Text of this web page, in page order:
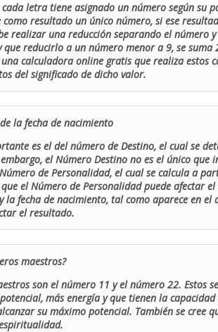
letra tiene asignado un número según su
resultado un único número, si ese
realizar una reducción separando el número
que reducirlo a un número menor a 9, se
calculadora online gratis que realiza estos
del significado de dicho valor.
la fecha de nacimiento
es el del número de Destino, el cual se
el Número Destino no es el único que
de Personalidad, el cual se calcula a
el Número de Personalidad puede afectar
la fecha de nacimiento, tal como aparece en
el resultado.
maestros?
son el número 11 y el número 22. Estos
más energía y que tienen la
su máximo potencial. También se cree